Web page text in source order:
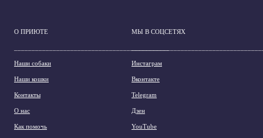
О ПРИЮТЕ
Наши собаки
Наши кошки
Контакты
О нас
Как помочь
МЫ В СОЦСЕТЯХ
Инстаграм
Вконтакте
Telegram
Дзен
YouTube